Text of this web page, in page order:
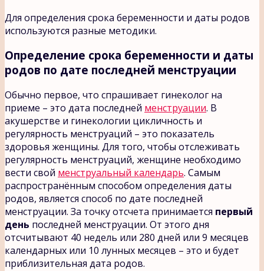
Для определения срока беременности и даты родов
используются разные методики.
Определение срока беременности и даты
родов по дате последней менструации
Обычно первое, что спрашивает гинеколог на
приеме – это дата последней менструации. В
акушерстве и гинекологии цикличность и
регулярность менструаций – это показатель
здоровья женщины. Для того, чтобы отслеживать
регулярность менструаций, женщине необходимо
вести свой менструальный календарь. Самым
распространённым способом определения даты
родов, является способ по дате последней
менструации. За точку отсчета принимается первый
день последней менструации. От этого дня
отсчитывают 40 недель или 280 дней или 9 месяцев
календарных или 10 лунных месяцев – это и будет
приблизительная дата родов.